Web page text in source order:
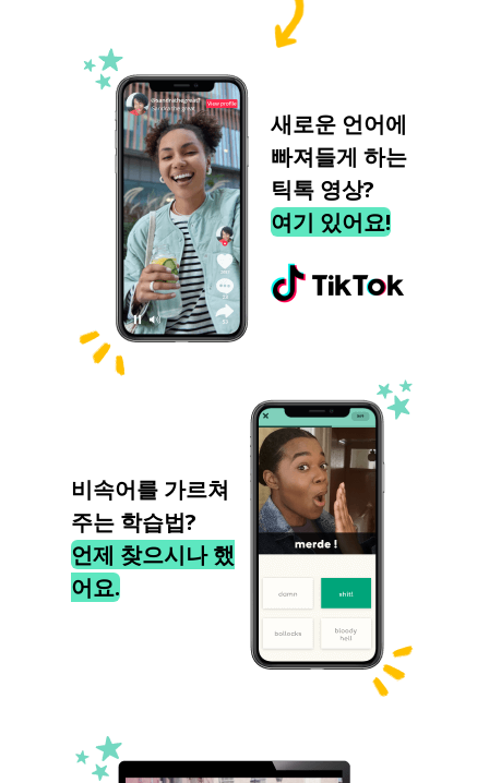
새로운 언어에
빠져들게 하는
틱톡 영상?
여기 있어요!
비속어를 가르쳐
주는 학습법?
언제 찾으시나 했
어요.